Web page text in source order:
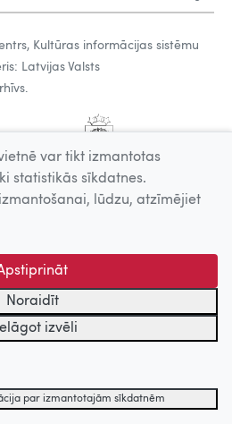
Kultūras informācijas sistēmu
Latvijas Valsts
var tikt izmantotas
statistikās sīkdatnes.
lūdzu, atzīmējiet
Noraidīt
izvēli
par izmantotajām sīkdatnēm